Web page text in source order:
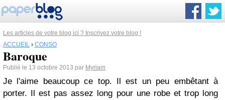
Les articles de votre blog ici ? Inscrivez votre blog !
ACCUEIL › CONSO
Baroque
Publié le 13 octobre 2013 par Myriam
Je l'aime beaucoup ce top. Il est un peu embêtant à
porter. Il est pas assez long pour une robe et trop long